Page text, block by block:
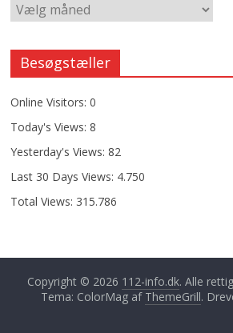
Besøgstæller
Online Visitors:0
Today's Views:8
Yesterday's Views:82
Last 30 Days Views: 4.750
Total Views: 315.786
Copyright © 2026 112-info.dk. Alle
Tema: ColorMag af ThemeGrill.